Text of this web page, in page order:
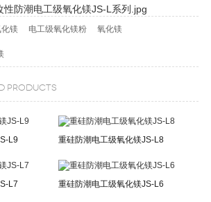
镁 电工级氧化镁粉 氧化镁
products
L9 重硅防潮电工级氧化镁JS-L8
L7 重硅防潮电工级氧化镁JS-L6